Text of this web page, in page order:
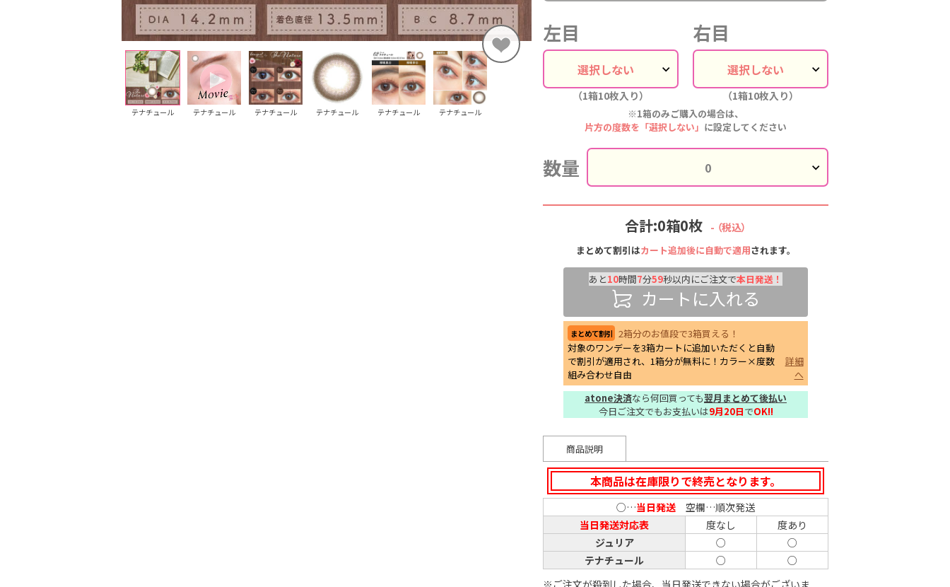
テナチュール テナチュール テナチュール テナチュール テナチュール テナチュール
左目
（1箱10枚入り）
右目
（1箱10枚入り）
※1箱のみご購入の場合は、
片方の度数を「選択しない」 に設定してください
数量
合計:0箱0枚 - （税込）
まとめて割引はカート追加後に自動で適用されます。
あと10時間7分58秒以内にご注文で本日発送！
カートに入れる
まとめて割引 2箱分のお値段で3箱買える！
対象のワンデーを3箱カートに追加いただくと自動
で割引が適用され、1箱分が無料に！カラー×度数
組み合わせ自由
詳細
へ
atone決済なら何回買っても翌月まとめて後払い
今日ご注文でもお支払いは9月20日でOK!!
商品説明
本商品は在庫限りで終売となります。
○…当日発送 空欄…順次発送
当日発送対応表
度なし
度あり
ジュリア
○
○
テナチュール
○
○